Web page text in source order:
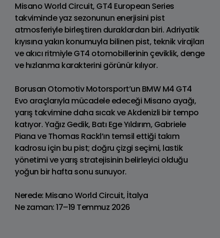
Misano World Circuit, GT4 European Series
takviminde yaz sezonunun enerjisini pist
atmosferiyle birleştiren duraklardan biri. Adriyatik
kıyısına yakın konumuyla bilinen pist, teknik virajları
ve akıcı ritmiyle GT4 otomobillerinin çeviklik, denge
ve hızlanma karakterini görünür kılıyor.
Borusan Otomotiv Motorsport’un BMW M4 GT4
Evo araçlarıyla mücadele edeceği Misano ayağı,
yarış takvimine daha sıcak ve Akdenizli bir tempo
katıyor. Yağız Gedik, Batı Ege Yıldırım, Gabriele
Piana ve Thomas Rackl’ın temsil ettiği takım
kadrosu için bu pist; doğru çizgi seçimi, lastik
yönetimi ve yarış stratejisinin belirleyici olduğu
yoğun bir hafta sonu sunuyor.
Nerede: Misano World Circuit, İtalya
Ne zaman: 17–19 Temmuz 2026